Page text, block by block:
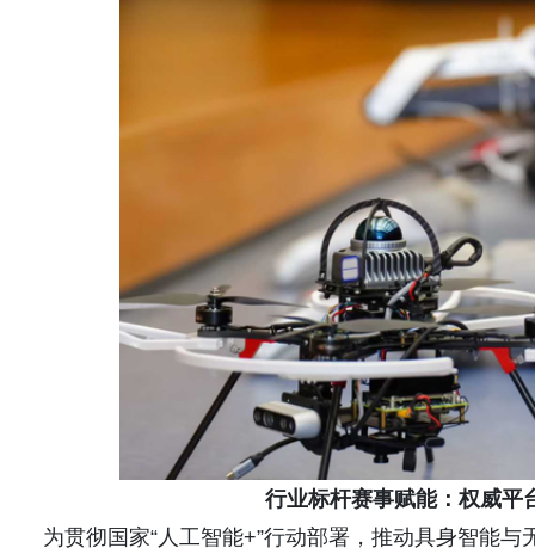
行业标杆赛事赋能：权威平
为贯彻国家“人工智能+”行动部署，推动具身智能与